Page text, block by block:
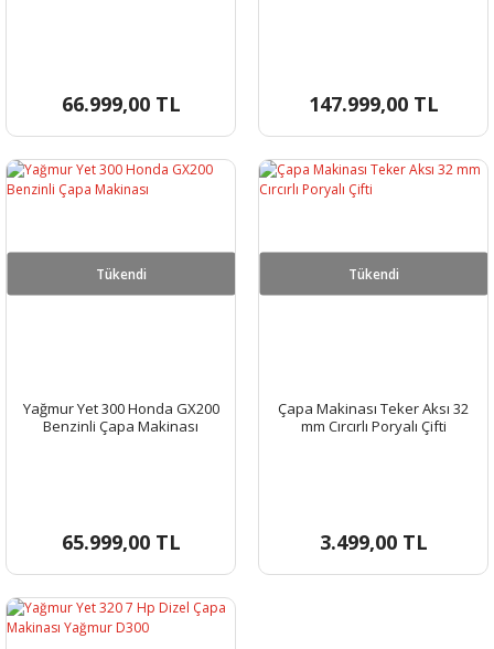
66.999,00 TL 147.999,00 TL
Tükendi
Yağmur Yet 300 Honda GX200
Benzinli Çapa Makinası
65.999,00 TL
Tükendi
Çapa Makinası Teker Aksı 32
mm Cırcırlı Poryalı Çifti
3.499,00 TL